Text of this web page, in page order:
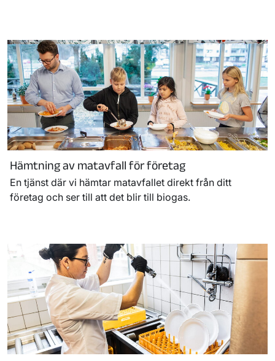
Hämtning av matavfall för företag
En tjänst där vi hämtar matavfallet direkt från ditt
företag och ser till att det blir till biogas.